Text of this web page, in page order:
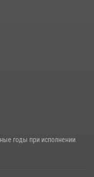
оказали помощь
ситуации
годы при исполнении